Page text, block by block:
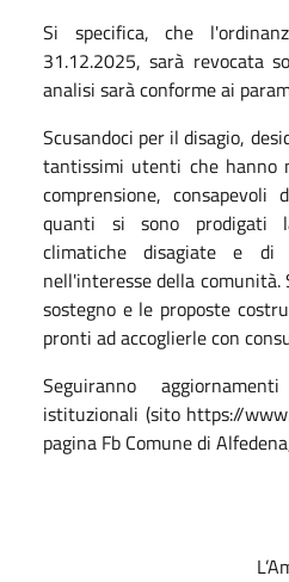
Si specifica, che
31.12.2025, sarà revocata
analisi sarà conforme ai
Scusandoci per il disagio,
tantissimi utenti che hanno
comprensione,
quanti si sono prodigati
climatiche disagiate e di
nell'interesse della
sostegno e le proposte
pronti ad accoglierle con
Seguiranno
istituzionali (sito https://
pagina Fb Comune di